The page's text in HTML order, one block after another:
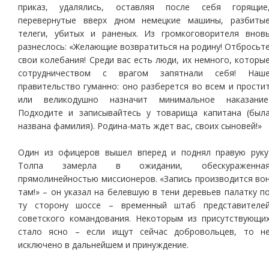
приказ, удалялись, оставляя после себя
перевернутые вверх дном немецкие машины,
телеги, убитых и раненых. Из громкоговорителя
разнеслось: «Желающие возвратиться на родину!
свои колебания! Среди вас есть люди, их немного,
сотрудничеством с врагом запятнали себя!
правительство гуманно: оно разберется во всем и
или великодушно назначит минимальное
Подходите и записывайтесь у товарища капитана
названа фамилия). Родина-мать ждет вас, своих сыновей!»
Один из офицеров вышел вперед и поднял правую
Толпа замерла в ожидании,
прямолинейностью миссионеров. «Запись производится
там!» – он указал на белевшую в тени деревьев палатку
ту сторону шоссе – временный штаб
советского командования. Некоторым из
стало ясно – если ищут сейчас добровольцев, то
исключено в дальнейшем и принуждение.